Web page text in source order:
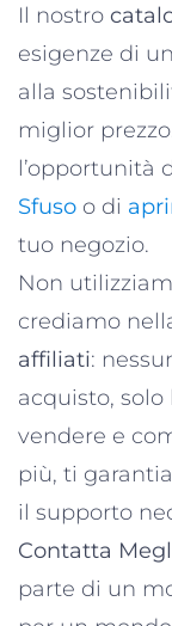
Il nostro
esigenze di
alla
miglior
l’opportunità
Sfuso o di
tuo negozio.
Non
crediamo
affiliati:
acquisto,
vendere e
più, ti
il supporto
Contatta
parte di un